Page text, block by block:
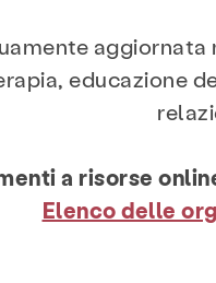
educazione
a risorse
Elenco delle